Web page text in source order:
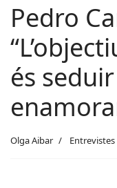
Pedro
és
Olga Aibar Entrevistes